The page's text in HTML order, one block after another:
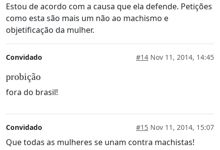
Estou de acordo com a causa que ela defende. Petições
como esta são mais um não ao machismo e
objetificação da mulher.
Convidado #14 Nov 11, 2014, 14:45
probição
fora do brasil!
Convidado #15 Nov 11, 2014, 15:07
Que todas as mulheres se unam contra machistas!